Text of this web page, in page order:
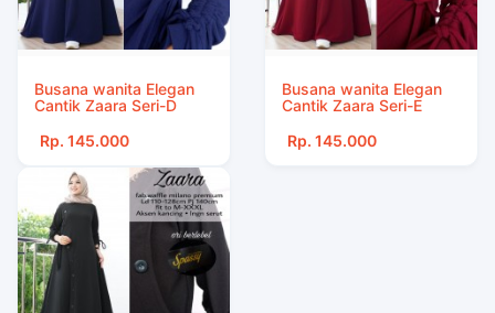
Busana wanita Elegan
Cantik Zaara Seri-D
Rp. 145.000
Busana wanita Elegan
Cantik Zaara Seri-E
Rp. 145.000